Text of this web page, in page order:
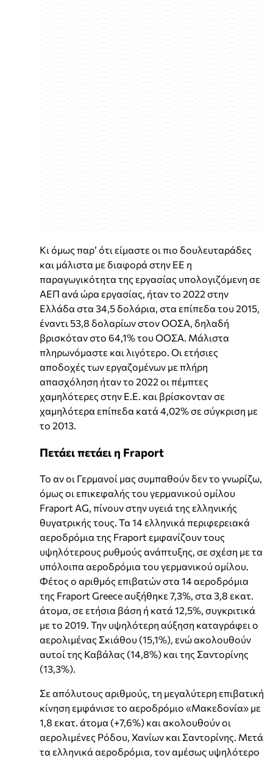
Κι όμως παρ’ ότι είμαστε οι πιο δουλευταράδες
και μάλιστα με διαφορά στην ΕΕ η
παραγωγικότητα της εργασίας υπολογιζόµενη σε
ΑΕΠ ανά ώρα εργασίας, ήταν το 2022 στην
Ελλάδα στα 34,5 δολάρια, στα επίπεδα του 2015,
έναντι 53,8 δολαρίων στον ΟΟΣΑ, δηλαδή
βρισκόταν στο 64,1% του ΟΟΣΑ. Μάλιστα
πληρωνόµαστε και λιγότερο. Οι ετήσιες
αποδοχές των εργαζοµένων µε πλήρη
απασχόληση ήταν το 2022 οι πέµπτες
χαµηλότερες στην Ε.Ε. και βρίσκονταν σε
χαµηλότερα επίπεδα κατά 4,02% σε σύγκριση µε
το 2013.
Πετάει πετάει η Fraport
Το αν οι Γερμανοί μας συμπαθούν δεν το γνωρίζω,
όμως οι επικεφαλής του γερμανικού ομίλου
Fraport AG, πίνουν στην υγειά της ελληνικής
θυγατρικής τους. Τα 14 ελληνικά περιφερειακά
αεροδρόμια της Fraport εμφανίζουν τους
υψηλότερους ρυθμούς ανάπτυξης, σε σχέση με τα
υπόλοιπα αεροδρόμια του γερμανικού ομίλου.
Φέτος ο αριθµός επιβατών στα 14 αεροδρόµια
της Fraport Greece αυξήθηκε 7,3%, στα 3,8 εκατ.
άτοµα, σε ετήσια βάση ή κατά 12,5%, συγκριτικά
µε το 2019. Την υψηλότερη αύξηση καταγράφει ο
αερολιµένας Σκιάθου (15,1%), ενώ ακολουθούν
αυτοί της Καβάλας (14,8%) και της Σαντορίνης
(13,3%).
Σε απόλυτους αριθµούς, τη µεγαλύτερη επιβατική
κίνηση εµφάνισε το αεροδρόµιο «Μακεδονία» µε
1,8 εκατ. άτοµα (+7,6%) και ακολουθούν οι
αερολιµένες Ρόδου, Χανίων και Σαντορίνης. Μετά
τα ελληνικά αεροδρόµια, τον αµέσως υψηλότερο